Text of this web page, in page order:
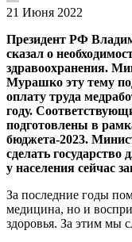
21 Июня 2022
Президент РФ
сказал о
здравоохранения.
Мурашко эту тему
оплату труда
году.
подготовлены в
бюджета-2023.
сделать
у населения сейчас
За последние годы
медицина, но и
здоровья. За этим мы